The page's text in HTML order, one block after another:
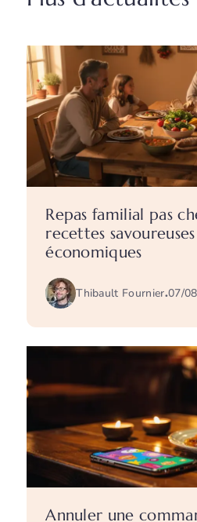
Repas familial pas
recettes
économiques
Thibault Fournier.07/
Annuler une